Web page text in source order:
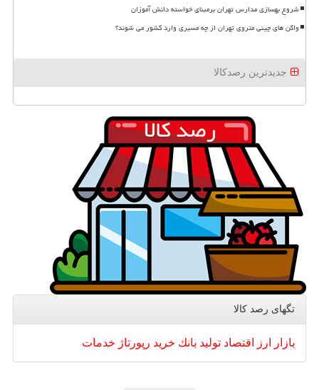
شروع بهسازی مدارس تهران برمبنای خواسته دانش آموزان
واگن های چینی متروی تهران از چه مسیری وارد کشور می شوند؟
جدیدترین رصدکالا
تگهای رصد كالا
بازار ارز اقتصاد تولید بانك خرید رپورتاژ خدمات